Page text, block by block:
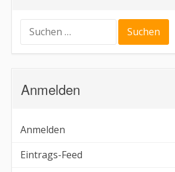
nach:
Anmelden
Anmelden
Eintrags-Feed